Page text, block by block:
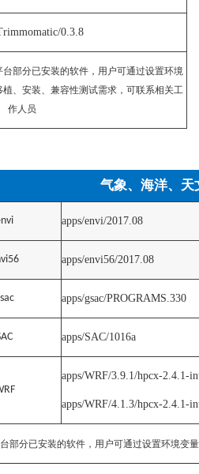
0.3.8
部分已安装的软件，用户可通过设置环境
、安装、兼容性测试需求，可联系相关工
作人员
气象、海洋、天
apps/envi/2017.08
apps/envi56/2017.08
apps/gsac/PROGRAMS.330
apps/SAC/1016a
apps/WRF/3.9.1/hpcx-2.4.1-
apps/WRF/4.1.3/hpcx-2.4.1-
部分已安装的软件，用户可通过设置环境